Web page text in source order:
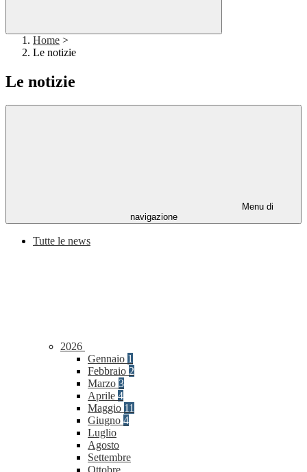
Home >
Le notizie
Le notizie
Menu di
navigazione
Tutte le news
2026
Gennaio 1
Febbraio 2
Marzo 3
Aprile 4
Maggio 11
Giugno 4
Luglio
Agosto
Settembre